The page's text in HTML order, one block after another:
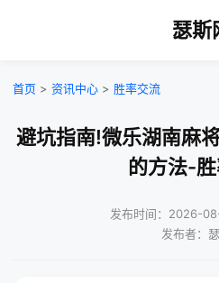
瑟斯
首页 > 资讯中心 > 胜率交流
避坑指南!微乐湖南麻
的方法-
发布时间：2026-
发布者：